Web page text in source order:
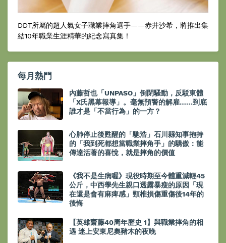
DDT所屬的超人氣女子職業摔角選手——赤井沙希，將推出集
結10年職業生涯精華的紀念寫真集！
每月熱門
內藤哲也「UNPASO」倒閉騷動，反駁東體
「X氏黑幕報導」。毫無預警的解雇……到底
誰才是「不當行為」的一方？
心肺停止後甦醒的「馳浩」石川縣知事抱持
的「我到死都想當職業摔角手」的驕傲：能
傳達活著的喜悅，就是摔角的價值
《我不是生病喔》現役時期至今體重減輕45
公斤，中西學先生親口透露暴瘦的原因「現
在還是會有麻痺感」頸椎損傷重傷後14年的
後悔
【英雄齋藤40周年歷史 1】與職業摔角的相
遇 迷上安東尼奧豬木的夜晚